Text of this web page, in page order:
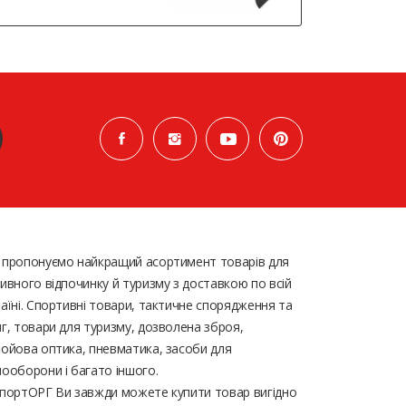
найкращий асортимент товарів для
відпочинку й туризму з доставкою по всій
Спортивні товари, тактичне спорядження та
товари для туризму, дозволена зброя,
оптика, пневматика, засоби для
і багато іншого.
Ви завжди можете купити товар вигідно